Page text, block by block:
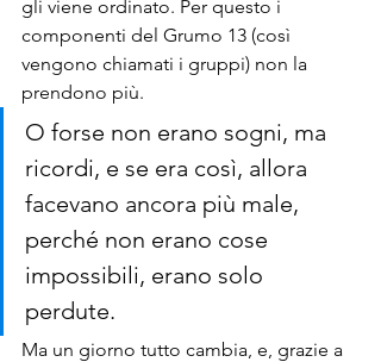
gli viene ordinato. Per questo i
componenti del Grumo 13 (così
vengono chiamati i gruppi) non la
prendono più.
O forse non erano sogni, ma
ricordi, e se era così, allora
facevano ancora più male,
perché non erano cose
impossibili, erano solo
perdute.
Ma un giorno tutto cambia, e, grazie a